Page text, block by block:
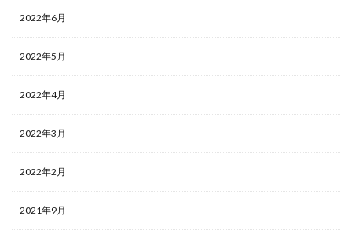
2022年6月
2022年5月
2022年4月
2022年3月
2022年2月
2021年9月